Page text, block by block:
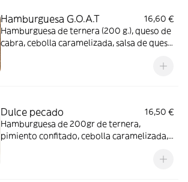
Hamburguesa G.O.A.T
16,60 €
Hamburguesa de ternera (200 g.), queso de
cabra, cebolla caramelizada, salsa de queso
Dulce pecado
16,50 €
Hamburguesa de 200gr de ternera,
pimiento confitado, cebolla caramelizada,